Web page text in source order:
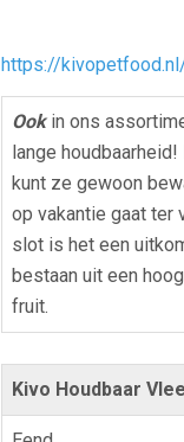
https://
Ookin ons
lange
kunt ze gewoon
op vakantie gaat ter
slot is het een
bestaan uit een
fruit.
Kivo Houdbaar